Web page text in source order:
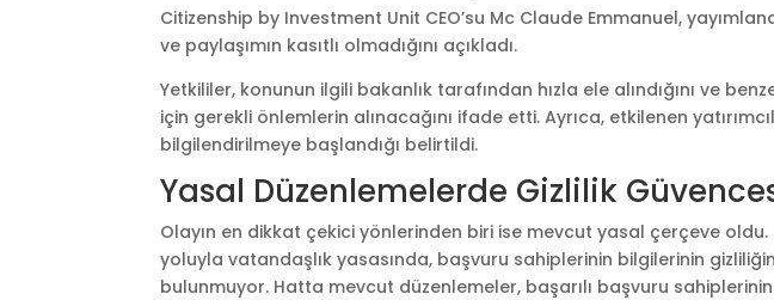
Citizenship by Investment Unit CEO’su Mc Claude Emmanuel,
ve paylaşımın kasıtlı olmadığını açıkladı.
Yetkililer, konunun ilgili bakanlık tarafından hızla ele alındığını ve
için gerekli önlemlerin alınacağını ifade etti. Ayrıca, etkilenen
bilgilendirilmeye başlandığı belirtildi.
Yasal Düzenlemelerde Gizlilik
Olayın en dikkat çekici yönlerinden biri ise mevcut yasal çerçeve oldu.
yoluyla vatandaşlık yasasında, başvuru sahiplerinin bilgilerinin
bulunmuyor. Hatta mevcut düzenlemeler, başarılı başvuru